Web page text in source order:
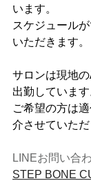
います。
スケジュール
いただきます。
サロンは現地
出勤しています
ご希望の方は
介させていただ
LINEお問い合
STEP BONE